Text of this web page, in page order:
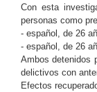
Con esta
personas como
- español, de 26
- español, de 26
Ambos detenidos
delictivos con
Efectos